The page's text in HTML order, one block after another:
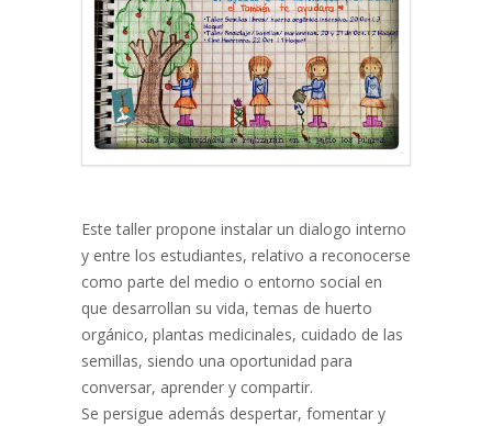
Este taller propone instalar un dialogo interno
y entre los estudiantes, relativo a reconocerse
como parte del medio o entorno social en
que desarrollan su vida, temas de huerto
orgánico, plantas medicinales, cuidado de las
semillas, siendo una oportunidad para
conversar, aprender y compartir.
Se persigue además despertar, fomentar y